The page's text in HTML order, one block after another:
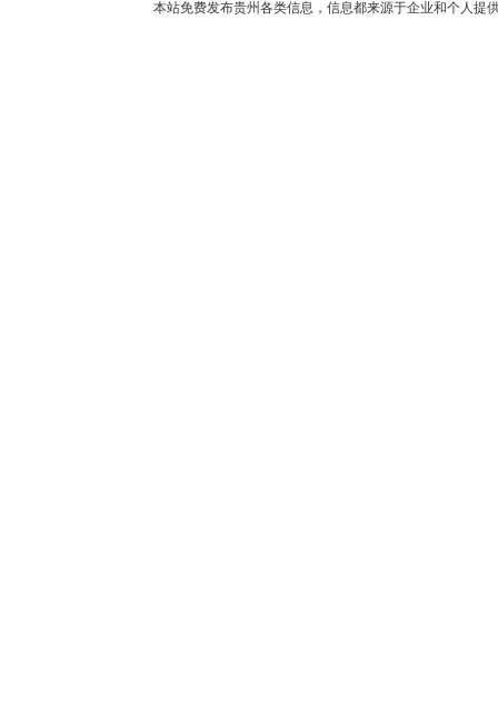
本站免费发布贵州各类信息，信息都来源于企业和个人提